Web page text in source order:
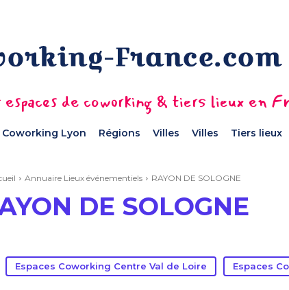
de coworking & tiers lieux en
Coworking Lyon Régions Villes Villes Tiers lieux
Annuaire Lieux événementiels RAYON DE SOLOGNE
DE SOLOGNE
Espaces Coworking Centre Val de Loire Espaces